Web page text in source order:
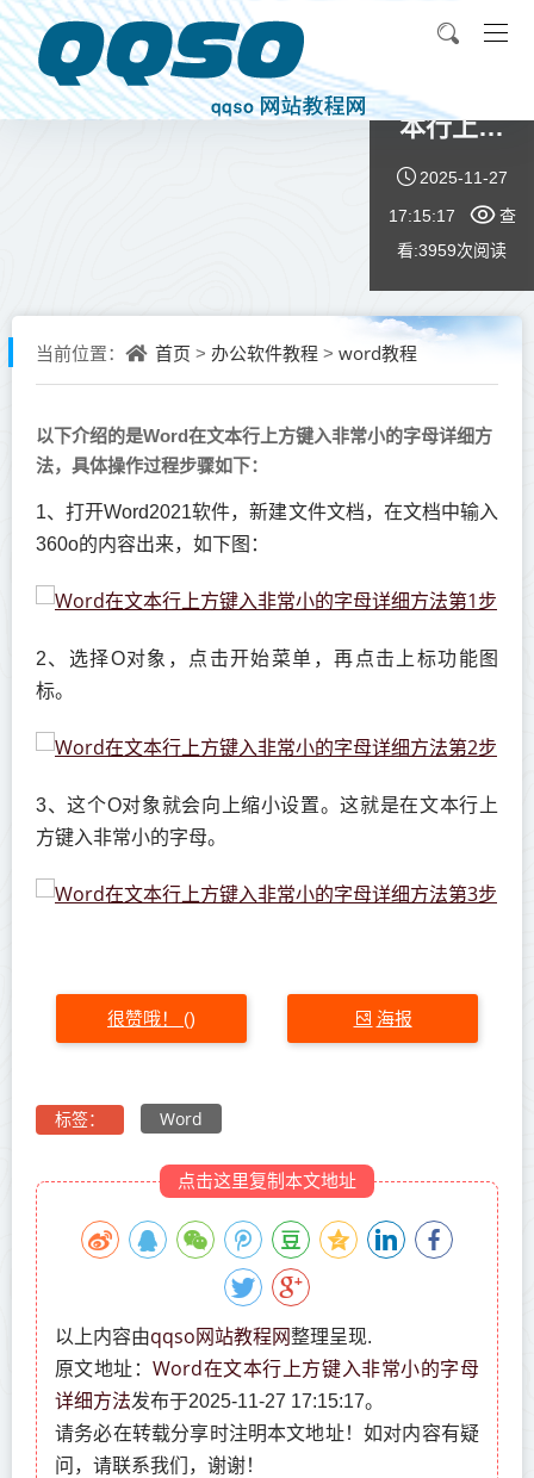
Word在文
本行上方
键入非常
小的字母
详细方法
2025-11-27
17:15:17
查
看:3959次阅读
当前位置： 首页 > 办公软件教程 > word教程
以下介绍的是Word在文本行上方键入非常小的字母详细方
法，具体操作过程步骤如下：
1、打开Word2021软件，新建文件文档，在文档中输入
360o的内容出来，如下图：
2、选择O对象，点击开始菜单，再点击上标功能图
标。
3、这个O对象就会向上缩小设置。这就是在文本行上
方键入非常小的字母。
很赞哦！ () 海报
标签： Word
点击这里复制本文地址
以上内容由qqso网站教程网整理呈现.
原文地址： Word在文本行上方键入非常小的字母
详细方法发布于2025-11-27 17:15:17。
请务必在转载分享时注明本文地址！如对内容有疑
问，请联系我们，谢谢！